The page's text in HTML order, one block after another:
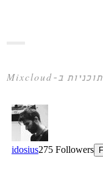
תוכניות ב-Mixcloud